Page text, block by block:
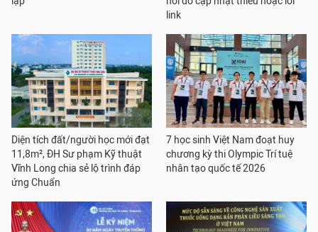
link
Diện tích đất/người học mới đạt
11,8m², ĐH Sư phạm Kỹ thuật
Vĩnh Long chia sẻ lộ trình đáp
ứng Chuẩn
7 học sinh Việt Nam đoạt huy
chương kỳ thi Olympic Trí tuệ
nhân tạo quốc tế 2026